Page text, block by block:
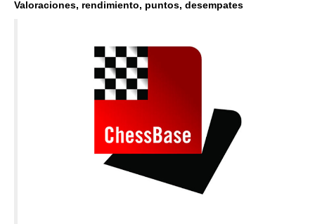
Valoraciones, rendimiento, puntos, desempates